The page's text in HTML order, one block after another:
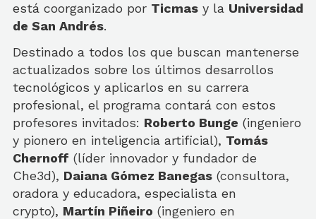
está coorganizado por Ticmas y la Universidad
de San Andrés.
Destinado a todos los que buscan mantenerse
actualizados sobre los últimos desarrollos
tecnológicos y aplicarlos en su carrera
profesional, el programa contará con estos
profesores invitados: Roberto Bunge (ingeniero
y pionero en inteligencia artificial), Tomás
Chernoff (líder innovador y fundador de
Che3d), Daiana Gómez Banegas (consultora,
oradora y educadora, especialista en
crypto), Martín Piñeiro (ingeniero en